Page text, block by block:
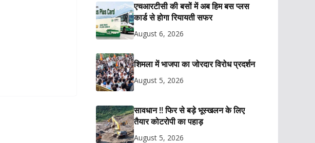
एचआरटीसी की बसों में अब हिम बस प्लस
कार्ड से होगा रियायती सफर
August 6, 2026
शिमला में भाजपा का जोरदार विरोध प्रदर्शन
August 5, 2026
सावधान !! फिर से बड़े भूस्खलन के लिए
तैयार कोटरोपी का पहाड़
August 5, 2026